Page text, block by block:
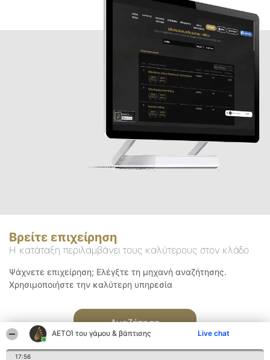
ΑΕΤΟΊ του γάμου & βάπτισης Live chat
17:56
Βρείτε επιχείρηση
Η κατάταξη περιλαμβάνει τους καλύτερους στον κλάδο
Ψάχνετε επιχείρηση; Ελέγξτε τη μηχανή αναζήτησης.
Χρησιμοποιήστε την καλύτερη υπηρεσία
Αναζήτηση